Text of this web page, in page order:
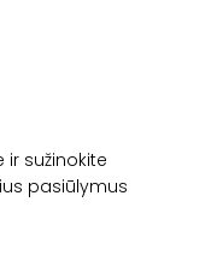
ir sužinokite
pasiūlymus